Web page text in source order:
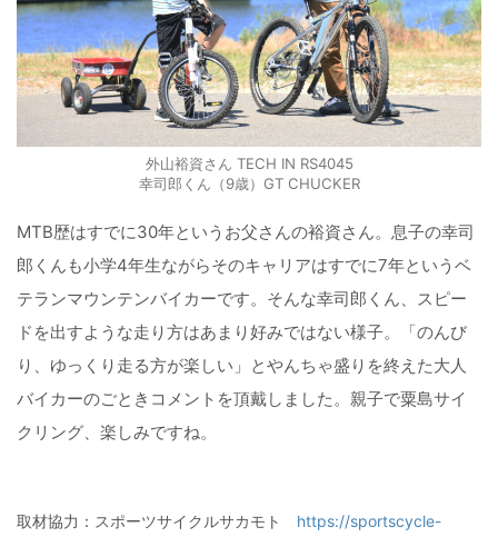
外山裕資さん TECH IN RS4045
幸司郎くん（9歳）GT CHUCKER
MTB歴はすでに30年というお父さんの裕資さん。息子の幸司
郎くんも小学4年生ながらそのキャリアはすでに7年というベ
テランマウンテンバイカーです。そんな幸司郎くん、スピー
ドを出すような走り方はあまり好みではない様子。「のんび
り、ゆっくり走る方が楽しい」とやんちゃ盛りを終えた大人
バイカーのごときコメントを頂戴しました。親子で粟島サイ
クリング、楽しみですね。
取材協力：スポーツサイクルサカモト https://sportscycle-